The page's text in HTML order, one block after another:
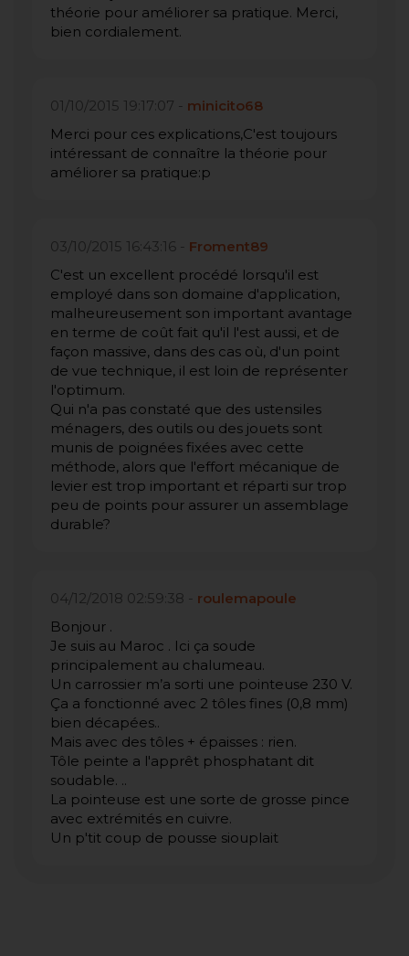
théorie pour améliorer sa pratique. Merci,
bien cordialement.
01/10/2015 19:17:07 - minicito68
Merci pour ces explications,C'est toujours
intéressant de connaître la théorie pour
améliorer sa pratique:p
03/10/2015 16:43:16 - Froment89
C'est un excellent procédé lorsqu'il est
employé dans son domaine d'application,
malheureusement son important avantage
en terme de coût fait qu'il l'est aussi, et de
façon massive, dans des cas où, d'un point
de vue technique, il est loin de représenter
l'optimum.
Qui n'a pas constaté que des ustensiles
ménagers, des outils ou des jouets sont
munis de poignées fixées avec cette
méthode, alors que l'effort mécanique de
levier est trop important et réparti sur trop
peu de points pour assurer un assemblage
durable?
04/12/2018 02:59:38 - roulemapoule
Bonjour .
Je suis au Maroc . Ici ça soude
principalement au chalumeau.
Un carrossier m’a sorti une pointeuse 230 V.
Ça a fonctionné avec 2 tôles fines (0,8 mm)
bien décapées..
Mais avec des tôles + épaisses : rien.
Tôle peinte a l'apprêt phosphatant dit
soudable. ..
La pointeuse est une sorte de grosse pince
avec extrémités en cuivre.
Un p'tit coup de pousse siouplait